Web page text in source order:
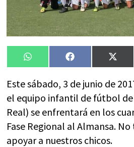
Compartir
en
WhatsAppCompartir
en
Facebook
en
X
Este sábado, 3 de junio de
el equipo infantil de fútbol de
Real) se enfrentará en los
Fase Regional al Almansa.
apoyar a nuestros chicos.